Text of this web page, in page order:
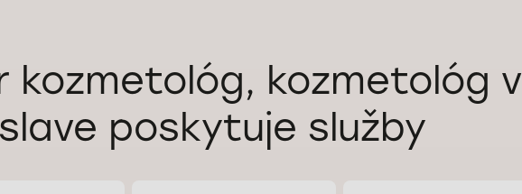
kozmetológ, kozmetológ v
poskytuje služby